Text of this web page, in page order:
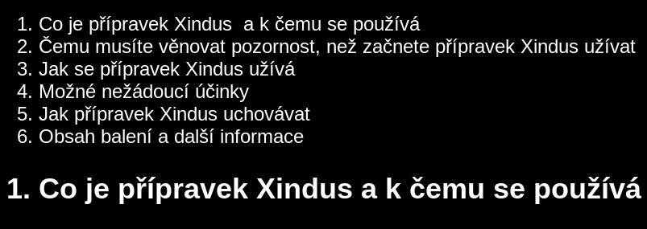
Co je přípravek Xindus a k čemu se používá
Čemu musíte věnovat pozornost, než začnete přípravek Xindus užívat
Jak se přípravek Xindus užívá
Možné nežádoucí účinky
Jak přípravek Xindus uchovávat
Obsah balení a další informace
1. Co je přípravek Xindus a k čemu se používá